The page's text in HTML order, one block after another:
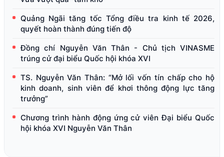
Quảng Ngãi tăng tốc Tổng điều tra kinh tế 2026,
quyết hoàn thành đúng tiến độ
Đồng chí Nguyễn Văn Thân - Chủ tịch VINASME
trúng cử đại biểu Quốc hội khóa XVI
TS. Nguyễn Văn Thân: “Mở lối vốn tín chấp cho hộ
kinh doanh, sinh viên để khơi thông động lực tăng
trưởng”
Chương trình hành động ứng cử viên Đại biểu Quốc
hội khóa XVI Nguyễn Văn Thân